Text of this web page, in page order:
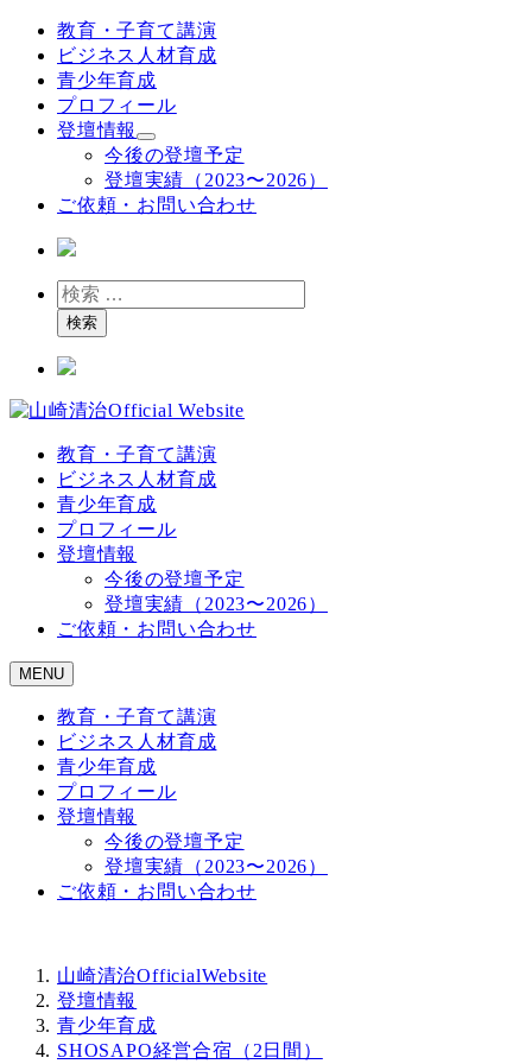
教育・子育て講演
ビジネス人材育成
青少年育成
プロフィール
登壇情報
今後の登壇予定
登壇実績（2023〜2026）
ご依頼・お問い合わせ
検
索検索
教育・子育て講演
ビジネス人材育成
青少年育成
プロフィール
登壇情報
今後の登壇予定
登壇実績（2023〜2026）
ご依頼・お問い合わせ
MENU
教育・子育て講演
ビジネス人材育成
青少年育成
プロフィール
登壇情報
今後の登壇予定
登壇実績（2023〜2026）
ご依頼・お問い合わせ
山崎清治OfficialWebsite
登壇情報
青少年育成
SHOSAPO経営合宿（2日間）